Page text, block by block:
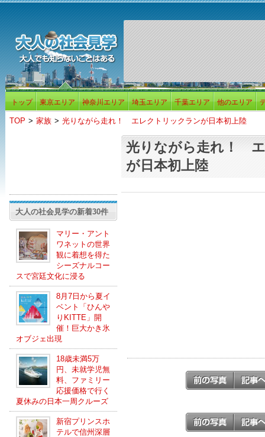
トップ 東京エリア 神奈川エリア 埼玉エリア 千葉エリア 他のエリア
TOP > 家族 > 光りながら走れ！ エレクトリックランが日本初上陸
大人の社会見学の新着30件
マリー・アント
ワネットの世界
観に着想を得た
シーズナルコー
スで宮廷文化に浸る
8月7日から夏イ
ベント「ひんや
りKITTE」開
催！巨大かき氷
オブジェ出現
18歳未満5万
円、未就学児無
料、ファミリー
応援価格で行く
夏休みの日本一周クルーズ
新宿プリンスホ
テルで信州深層
光りながら走れ！
が日本初上陸